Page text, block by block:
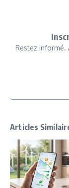
Restez informé.
Articles